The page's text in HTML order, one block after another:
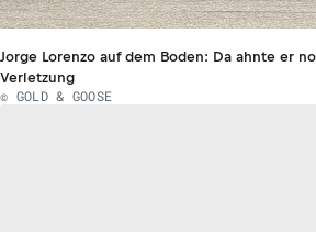
Jorge Lorenzo auf dem Boden: Da ahnte er
Verletzung
© GOLD & GOOSE